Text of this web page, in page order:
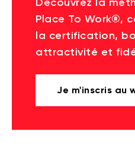
Place To Work®,
la certification,
attractivité et
Je m'inscris au